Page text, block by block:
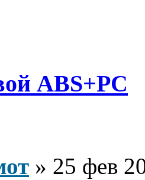
ABS+PC
» 25 фев